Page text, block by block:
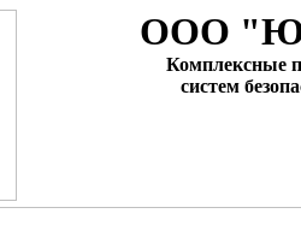
ООО
Комплексные
систем